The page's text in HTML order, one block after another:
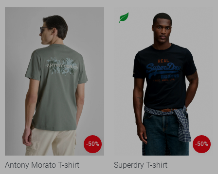
-50%
Antony Morato T-shirt
-50%
Superdry T-shirt